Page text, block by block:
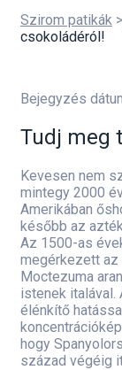
Szirom patikák >
csokoládéról!
Bejegyzés
Tudj meg
Kevesen nem
mintegy 2000
Amerikában
később az
Az 1500-as
megérkezett az
Moctezuma
istenek
élénkítő
hogy
század végéig